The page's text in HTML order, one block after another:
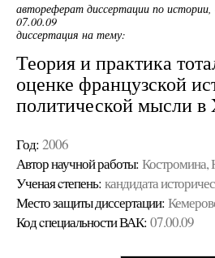
автореферат диссертации по
07.00.09
диссертация на тему:
Теория и практика
оценке французской
политической мысли в
Год: 2006
Автор научной работы: Костромина,
Ученая cтепень: кандидата
Место защиты диссертации:
Код cпециальности ВАК: 07.00.09